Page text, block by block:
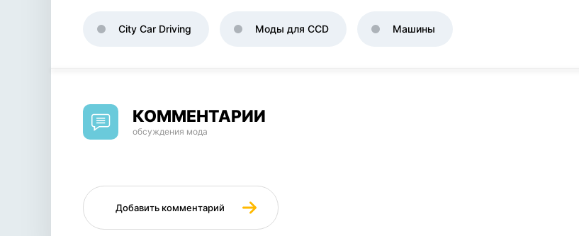
City Car Driving Моды для CCD Машины
КОММЕНТАРИИ
обсуждения мода
Добавить комментарий